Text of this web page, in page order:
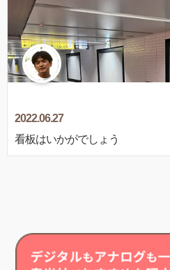
2022.06.27
看板はいかがでしょう